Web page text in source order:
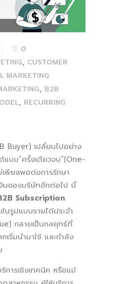
0
, CUSTOMER
MARKETING
, B2B
, RECURRING
Buyer) เปลี่ยนไปอย่าง
แบบ“ครั้งเดียวจบ”(One-
เพียงพอต่อการรักษา
งินของบริษัทอีกต่อไป นี่
Subscription
นรูปแบบรายได้ประจำ
กลายเป็นกลยุทธ์ที่
เริ่มนำมาใช้ และกำลัง
ริการเชิงเทคนิค หรือแม้